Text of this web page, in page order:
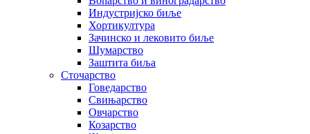
Индустријско биље
Хортикултура
Зачинско и лековито биље
Шумарство
Заштита биља
Сточарство
Говедарство
Свињарство
Овчарство
Козарство